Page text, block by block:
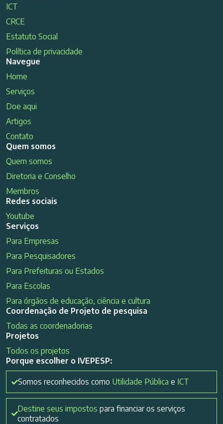
ICT
CRCE
Estatuto Social
Política de privacidade
Navegue
Home
Serviços
Doe aqui
Artigos
Contato
Quem somos
Quem somos
Diretoria e Conselho
Membros
Redes sociais
Youtube
Serviços
Para Empresas
Para Pesquisadores
Para Prefeituras ou Estados
Para Escolas
Para órgãos de educação, ciência e cultura
Coordenação de Projeto de pesquisa
Todas as coordenadorias
Projetos
Todos os projetos
Porque escolher o IVEPESP:
Somos reconhecidos como Utilidade Pública e ICT
Destine seus impostos para financiar os serviços
contratados